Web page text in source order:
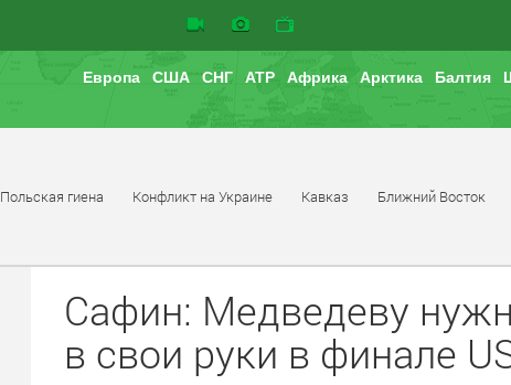
Европа США СНГ АТР Африка Арктика Балтия
Польская гиена Конфликт на Украине Кавказ Ближний Восток
Сафин: Медведеву
в свои руки в финале